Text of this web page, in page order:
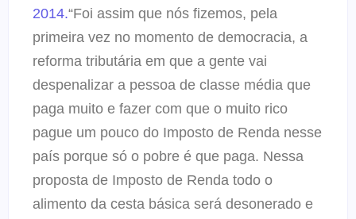
2014.“Foi assim que nós fizemos, pela
primeira vez no momento de democracia, a
reforma tributária em que a gente vai
despenalizar a pessoa de classe média que
paga muito e fazer com que o muito rico
pague um pouco do Imposto de Renda nesse
país porque só o pobre é que paga. Nessa
proposta de Imposto de Renda todo o
alimento da cesta básica será desonerado e